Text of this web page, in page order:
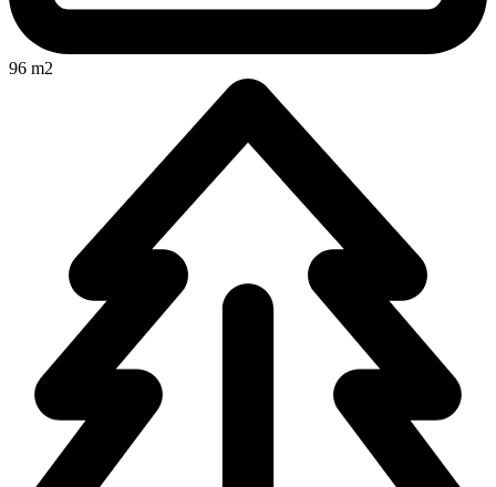
96 m2